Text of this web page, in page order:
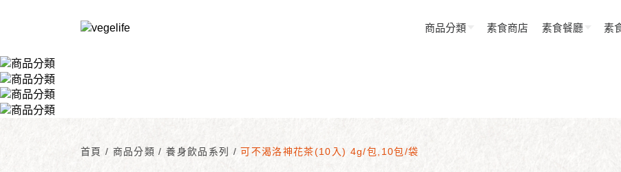
商品分類 素食商店 素食餐廳 素
首頁/ 商品分類/ 養身飲品系列 / 可不渴洛神花茶(10入) 4g/包,10包/袋